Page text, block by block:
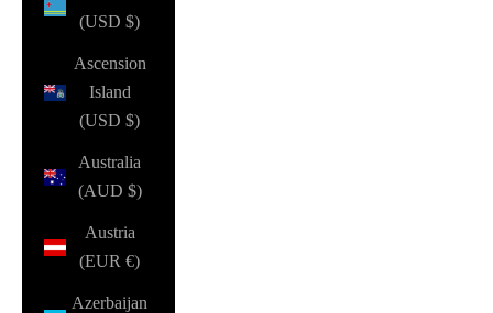
(USD $)
Ascension
Island
(USD $)
Australia
(AUD $)
Austria
(EUR €)
Azerbaijan